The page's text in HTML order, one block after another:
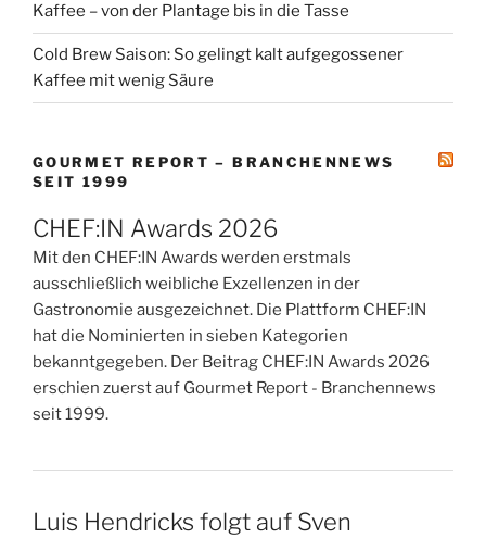
Kaffee – von der Plantage bis in die Tasse
Cold Brew Saison: So gelingt kalt aufgegossener
Kaffee mit wenig Säure
GOURMET REPORT – BRANCHENNEWS
SEIT 1999
CHEF:IN Awards 2026
Mit den CHEF:IN Awards werden erstmals
ausschließlich weibliche Exzellenzen in der
Gastronomie ausgezeichnet. Die Plattform CHEF:IN
hat die Nominierten in sieben Kategorien
bekanntgegeben. Der Beitrag CHEF:IN Awards 2026
erschien zuerst auf Gourmet Report - Branchennews
seit 1999.
Luis Hendricks folgt auf Sven